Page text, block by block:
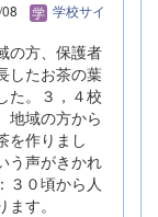
学校サイ
の方、保護者
したお茶の葉
た。３，４校
地域の方から
を作りまし
う声がきかれ
３０頃から人
す。